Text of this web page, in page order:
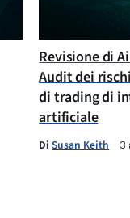
Revisione di
Audit dei
di trading di
artificiale
DiSusan Keith 3